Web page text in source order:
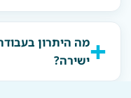
ישירה?